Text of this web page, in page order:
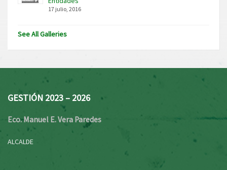
17 julio, 2016
See All Galleries
GESTIÓN 2023 – 2026
Eco. Manuel E. Vera Paredes
ALCALDE